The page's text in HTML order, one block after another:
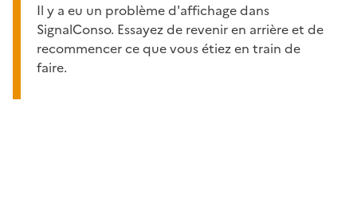
Il y a eu un problème d'affichage dans
SignalConso. Essayez de revenir en arrière et de
recommencer ce que vous étiez en train de
faire.